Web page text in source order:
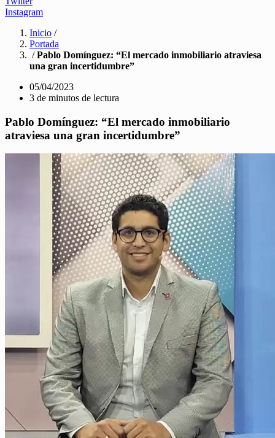
Instagram
Inicio /
Portada
/Pablo Domínguez: “El mercado inmobiliario atraviesa
una gran incertidumbre”
05/04/2023
3 de minutos de lectura
Pablo Domínguez: “El mercado inmobiliario
atraviesa una gran incertidumbre”